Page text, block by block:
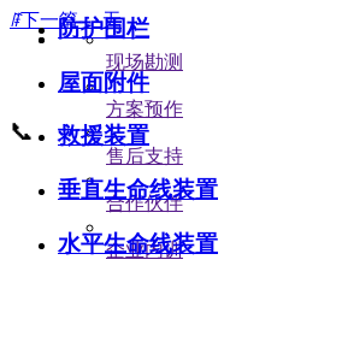
现场勘测
方案预作
售后支持
合作伙伴
企业内训
📞 4008-0633-80
ꁹ下一篇： 无
防护围栏
屋面附件
救援装置
垂直生命线装置
水平生命线装置